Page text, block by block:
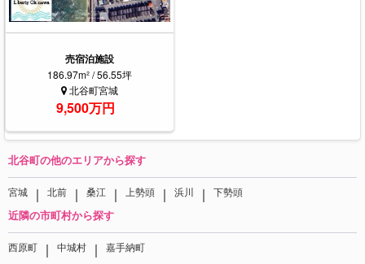
売宿泊施設
186.97m² / 56.55坪
北谷町宮城
9,500万円
北谷町の他のエリアから探す
宮城 ｜ 北前 ｜ 桑江 ｜ 上勢頭 ｜ 浜川 ｜ 下勢頭
近隣の市町村から探す
西原町 ｜ 中城村 ｜ 嘉手納町